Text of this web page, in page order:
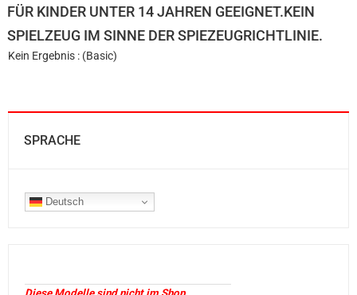
FÜR KINDER UNTER 14 JAHREN GEEIGNET.KEIN
SPIELZEUG IM SINNE DER SPIEZEUGRICHTLINIE.
Kein Ergebnis : (Basic)
SPRACHE
Deutsch